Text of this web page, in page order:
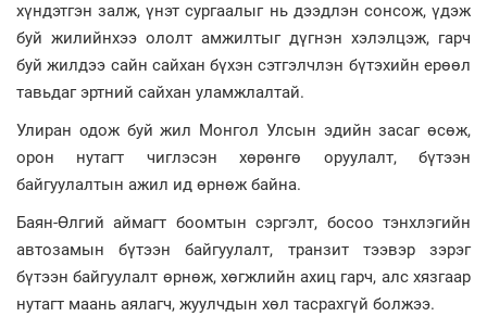
хүндэтгэн залж, үнэт сургаалыг нь дээдлэн сонсож, үдэж
буй жилийнхээ ололт амжилтыг дүгнэн хэлэлцэж, гарч
буй жилдээ сайн сайхан бүхэн сэтгэлчлэн бүтэхийн ерөөл
тавьдаг эртний сайхан уламжлалтай.
Улиран одож буй жил Монгол Улсын эдийн засаг өсөж,
орон нутагт чиглэсэн хөрөнгө оруулалт, бүтээн
байгуулалтын ажил ид өрнөж байна.
Баян-Өлгий аймагт боомтын сэргэлт, босоо тэнхлэгийн
автозамын бүтээн байгуулалт, транзит тээвэр зэрэг
бүтээн байгуулалт өрнөж, хөгжлийн ахиц гарч, алс хязгаар
нутагт маань аялагч, жуулчдын хөл тасрахгүй болжээ.